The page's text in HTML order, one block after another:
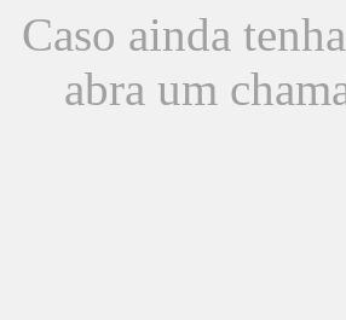
Caso ainda
abra um